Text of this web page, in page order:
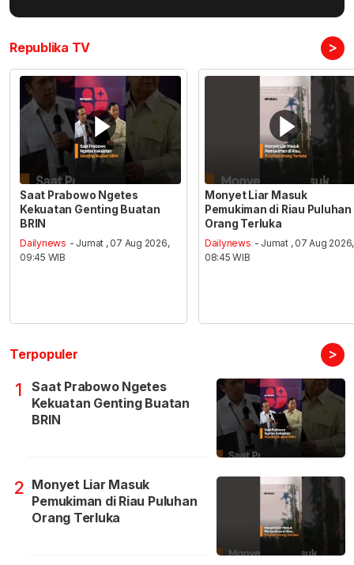
Republika TV >
Saat Prabowo Ngetes
Kekuatan Genting Buatan
BRIN
Dailynews - Jumat , 07 Aug 2026,
09:45 WIB
Monyet Liar Masuk
Pemukiman di Riau Puluhan
Orang Terluka
Dailynews - Jumat , 07 Aug 2026,
08:45 WIB
Terpopuler >
1
Saat Prabowo Ngetes
Kekuatan Genting Buatan
BRIN
2 Monyet Liar Masuk
Pemukiman di Riau Puluhan
Orang Terluka